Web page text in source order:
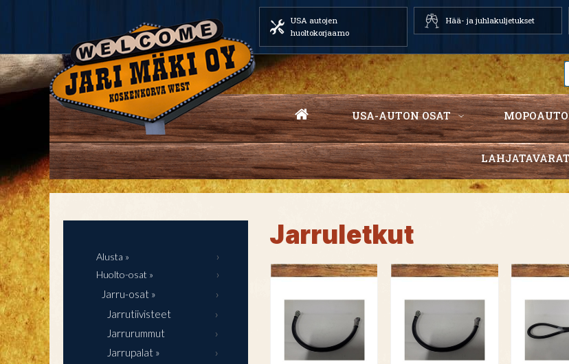
USA autojen
huoltokorjaamo
Hää- ja juhlakuljetukset
USA-AUTON OSAT
Alusta »
Huolto-osat »
Jarru-osat »
Jarrutiivisteet
Jarrurummut
Jarrupalat »
Jarruletkut